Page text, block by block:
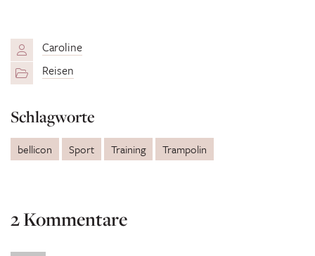
Caroline
Reisen
Schlagworte
bellicon Sport Training Trampolin
2 Kommentare